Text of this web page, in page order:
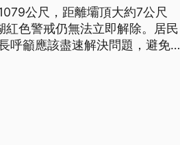
公尺，距離壩頂大約7公尺
紅色警戒仍無法立即解除。居民
呼籲應該盡速解決問題，避免形